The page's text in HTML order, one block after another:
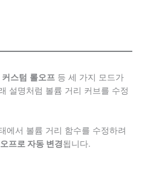
스텀 롤오프 등 세 가지 모드가
설명처럼 볼륨 거리 커브를 수정
에서 볼륨 거리 함수를 수정하려
프로 자동 변경됩니다.